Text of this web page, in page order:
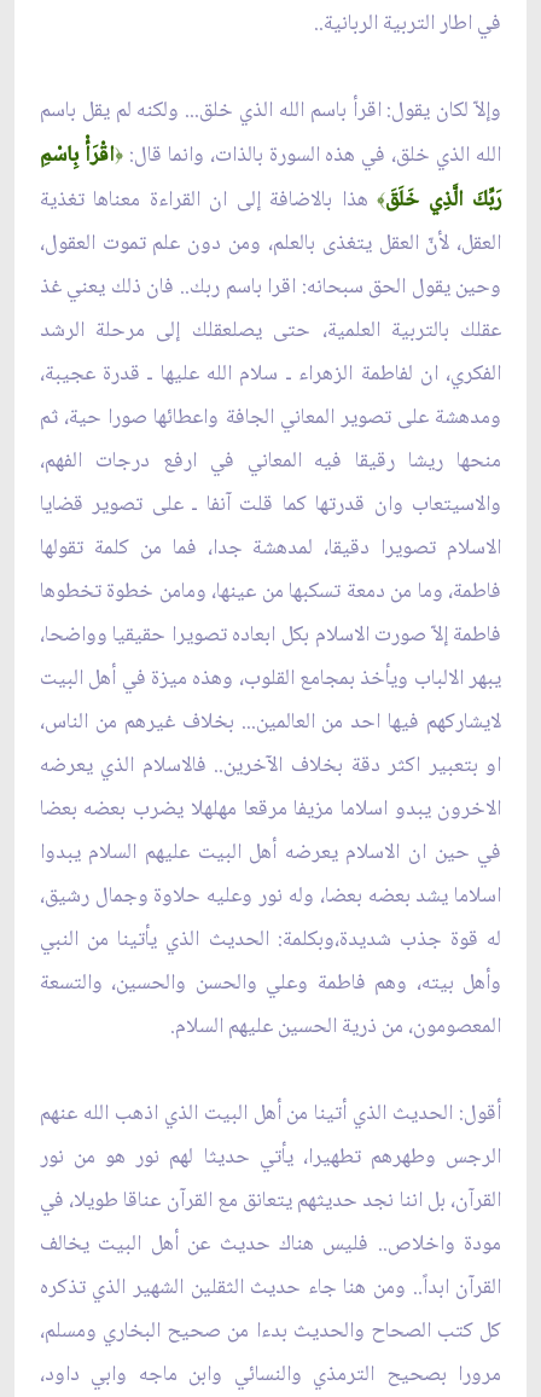
في اطار التربية الربانية..
وإلاّ لكان يقول: اقرأ باسم الله الذي خلق... ولكنه لم يقل باسم
الله الذي خلق، في هذه السورة بالذات، وانما قال:﴿اقْرَأْ بِاسْمِ
رَبِّكَ الَّذِي خَلَقَ﴾هذا بالاضافة إلى ان القراءة معناها تغذية
العقل، لأنّ العقل يتغذى بالعلم، ومن دون علم تموت العقول،
وحين يقول الحق سبحانه: اقرا باسم ربك.. فان ذلك يعني غذ
عقلك بالتربية العلمية، حتى يصلعقلك إلى مرحلة الرشد
الفكري، ان لفاطمة الزهراء ـ سلام الله عليها ـ قدرة عجيبة،
ومدهشة على تصوير المعاني الجافة واعطائها صورا حية، ثم
منحها ريشا رقيقا فيه المعاني في ارفع درجات الفهم،
والاسيتعاب وان قدرتها كما قلت آنفا ـ على تصوير قضايا
الاسلام تصويرا دقيقا، لمدهشة جدا، فما من كلمة تقولها
فاطمة، وما من دمعة تسكبها من عينها، ومامن خطوة تخطوها
فاطمة إلاّ صورت الاسلام بكل ابعاده تصويرا حقيقيا وواضحا،
يبهر الالباب ويأخذ بمجامع القلوب، وهذه ميزة في أهل البيت
لايشاركهم فيها احد من العالمين... بخلاف غيرهم من الناس،
او بتعبير اكثر دقة بخلاف الآخرين.. فالاسلام الذي يعرضه
الاخرون يبدو اسلاما مزيفا مرقعا مهلهلا يضرب بعضه بعضا
في حين ان الاسلام يعرضه أهل البيت عليهم السلام يبدوا
اسلاما يشد بعضه بعضا، وله نور وعليه حلاوة وجمال رشيق،
له قوة جذب شديدة،وبكلمة: الحديث الذي يأتينا من النبي
وأهل بيته، وهم فاطمة وعلي والحسن والحسين، والتسعة
المعصومون، من ذرية الحسين عليهم السلام.
أقول: الحديث الذي أتينا من أهل البيت الذي اذهب الله عنهم
الرجس وطهرهم تطهيرا، يأتي حديثا لهم نور هو من نور
القرآن، بل اننا نجد حديثهم يتعانق مع القرآن عناقا طويلا، في
مودة واخلاص.. فليس هناك حديث عن أهل البيت يخالف
القرآن ابداً.. ومن هنا جاء حديث الثقلين الشهير الذي تذكره
كل كتب الصحاح والحديث بدءا من صحيح البخاري ومسلم،
مرورا بصحيح الترمذي والنسائي وابن ماجه وابي داود،